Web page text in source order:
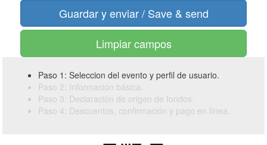
Limpiar campos
Paso 1: Seleccion del evento y perfil de usuario.
Paso 2: Información básica.
Paso 3: Declaración de origen de fondos.
Paso 4: Descuentos, confirmación y pago en línea.